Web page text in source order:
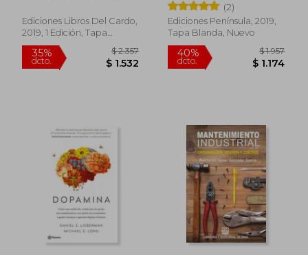
40% $ 2.258 50%
Ediciones Libros Del Cardo,
2019, 1 Edición, Tapa
Blanda, Nuevo
(2)
Ediciones Península, 2019,
Tapa Blanda, Nuevo